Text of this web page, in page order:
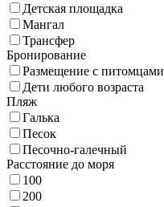
Детская площадка
Мангал
Трансфер
Бронирование
Размещение с питомцами
Дети любого возраста
Пляж
Галька
Песок
Песочно-галечный
Расстояние до моря
100
200